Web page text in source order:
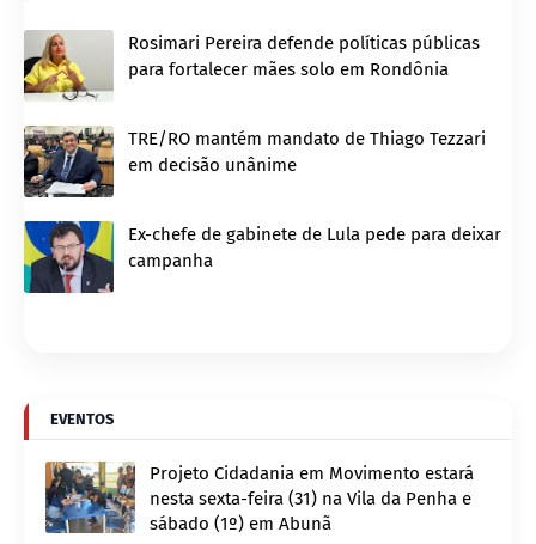
Rosimari Pereira defende políticas públicas
para fortalecer mães solo em Rondônia
TRE/RO mantém mandato de Thiago Tezzari
em decisão unânime
Ex-chefe de gabinete de Lula pede para deixar
campanha
EVENTOS
Projeto Cidadania em Movimento estará
nesta sexta-feira (31) na Vila da Penha e
sábado (1º) em Abunã